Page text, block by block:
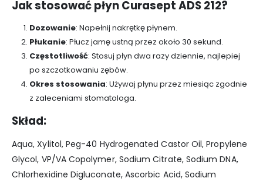
Jak stosować płyn Curasept ADS 212?
Dozowanie: Napełnij nakrętkę płynem.
Płukanie: Płucz jamę ustną przez około 30 sekund.
Częstotliwość: Stosuj płyn dwa razy dziennie, najlepiej
po szczotkowaniu zębów.
Okres stosowania: Używaj płynu przez miesiąc zgodnie
z zaleceniami stomatologa.
Skład:
Aqua, Xylitol, Peg-40 Hydrogenated Castor Oil, Propylene
Glycol, VP/VA Copolymer, Sodium Citrate, Sodium DNA,
Chlorhexidine Digluconate, Ascorbic Acid, Sodium